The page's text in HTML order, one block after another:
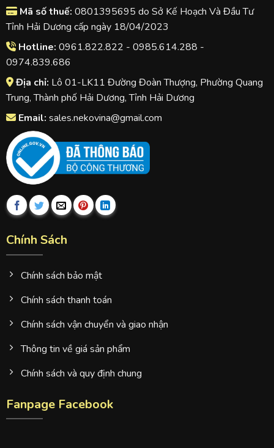
Mã số thuế: 0801395695 do Sở Kế Hoạch Và Đầu Tư
Tỉnh Hải Dương cấp ngày 18/04/2023
Hotline: 0961.822.822 - 0985.614.288 -
0974.839.686
Địa chỉ: Lô 01-LK11 Đường Đoàn Thượng, Phường Quang
Trung, Thành phố Hải Dương, Tỉnh Hải Dương
Email: sales.nekovina@gmail.com
Chính Sách
Chính sách bảo mật
Chính sách thanh toán
Chính sách vận chuyển và giao nhận
Thông tin về giá sản phẩm
Chính sách và quy định chung
Fanpage Facebook